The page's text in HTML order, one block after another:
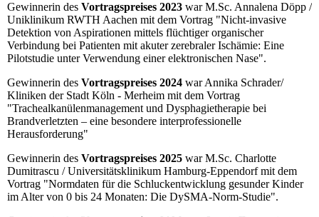
Gewinnerin des Vortragspreises 2023 war M.Sc. Annalena Döpp /
Uniklinikum RWTH Aachen mit dem Vortrag "Nicht-invasive
Detektion von Aspirationen mittels flüchtiger organischer
Verbindung bei Patienten mit akuter zerebraler Ischämie: Eine
Pilotstudie unter Verwendung einer elektronischen Nase".
Gewinnerin des Vortragspreises 2024 war Annika Schrader/
Kliniken der Stadt Köln - Merheim mit dem Vortrag
"Trachealkanülenmanagement und Dysphagietherapie bei
Brandverletzten – eine besondere interprofessionelle
Herausforderung"
Gewinnerin des Vortragspreises 2025 war M.Sc. Charlotte
Dumitrascu / Universitätsklinikum Hamburg-Eppendorf mit dem
Vortrag "Normdaten für die Schluckentwicklung gesunder Kinder
im Alter von 0 bis 24 Monaten: Die DySMA-Norm-Studie".